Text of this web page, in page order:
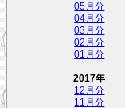
05月分
04月分
03月分
02月分
01月分
2017年
12月分
11月分